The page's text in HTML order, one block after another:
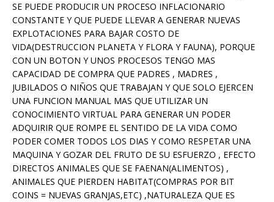
SE PUEDE PRODUCIR UN PROCESO INFLACIONARIO
CONSTANTE Y QUE PUEDE LLEVAR A GENERAR NUEVAS
EXPLOTACIONES PARA BAJAR COSTO DE
VIDA(DESTRUCCION PLANETA Y FLORA Y FAUNA), PORQUE
CON UN BOTON Y UNOS PROCESOS TENGO MAS
CAPACIDAD DE COMPRA QUE PADRES , MADRES ,
JUBILADOS O NIÑOS QUE TRABAJAN Y QUE SOLO EJERCEN
UNA FUNCION MANUAL MAS QUE UTILIZAR UN
CONOCIMIENTO VIRTUAL PARA GENERAR UN PODER
ADQUIRIR QUE ROMPE EL SENTIDO DE LA VIDA COMO
PODER COMER TODOS LOS DIAS Y COMO RESPETAR UNA
MAQUINA Y GOZAR DEL FRUTO DE SU ESFUERZO , EFECTO
DIRECTOS ANIMALES QUE SE FAENAN(ALIMENTOS) ,
ANIMALES QUE PIERDEN HABITAT(COMPRAS POR BIT
COINS = NUEVAS GRANJAS,ETC) ,NATURALEZA QUE ES